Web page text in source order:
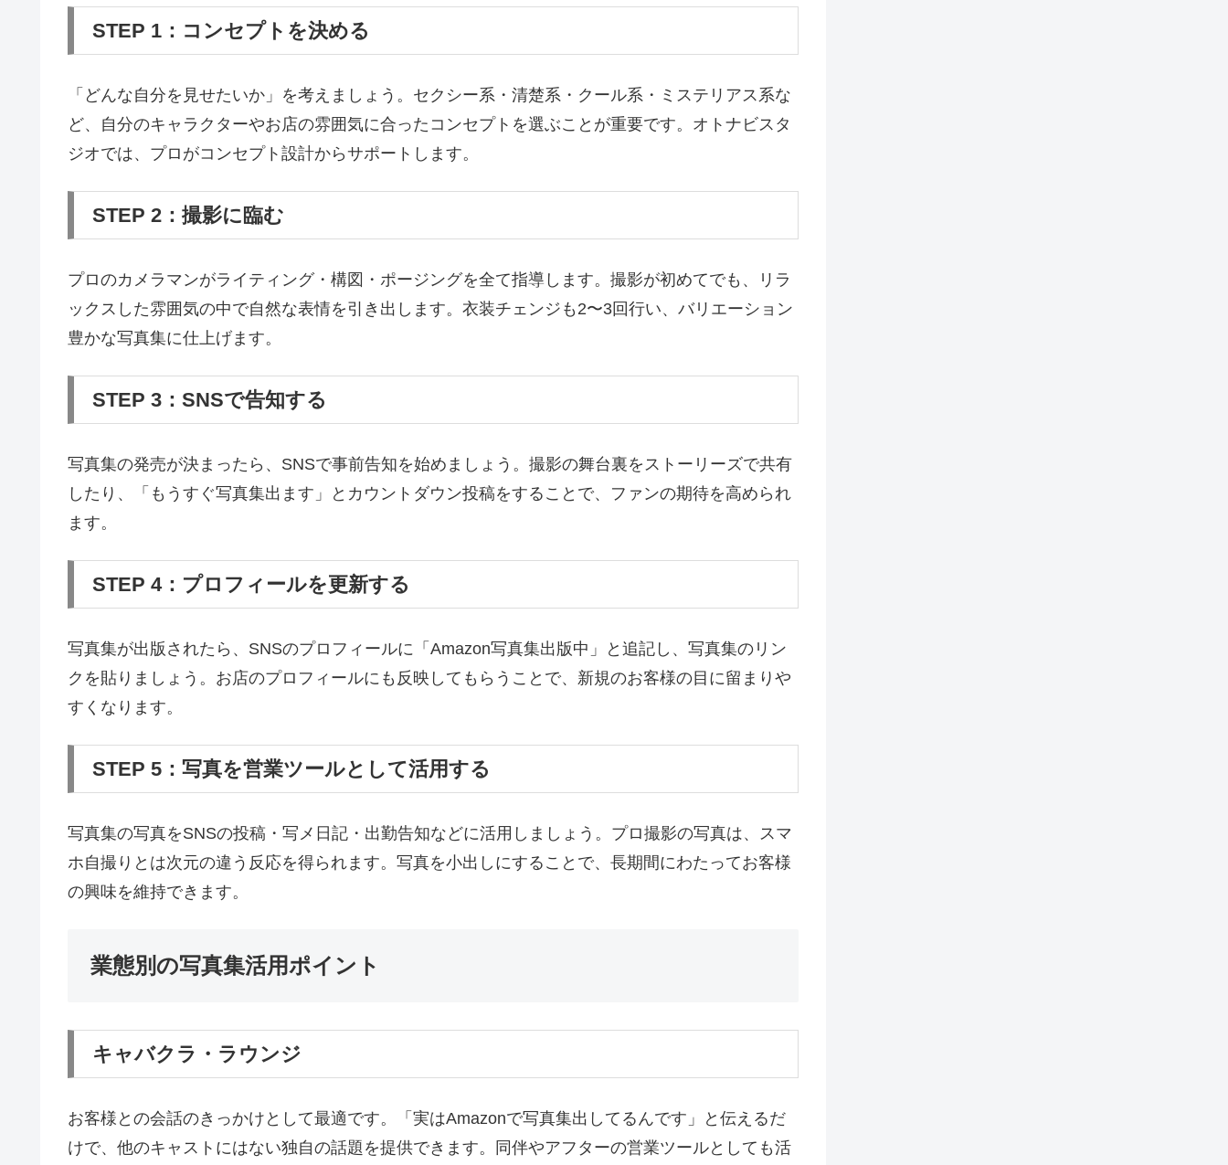
STEP 1：コンセプトを決める
「どんな自分を見せたいか」を考えましょう。セクシー系・清楚系・クール系・ミステリアス系な
ど、自分のキャラクターやお店の雰囲気に合ったコンセプトを選ぶことが重要です。オトナビスタ
ジオでは、プロがコンセプト設計からサポートします。
STEP 2：撮影に臨む
プロのカメラマンがライティング・構図・ポージングを全て指導します。撮影が初めてでも、リラ
ックスした雰囲気の中で自然な表情を引き出します。衣装チェンジも2〜3回行い、バリエーション
豊かな写真集に仕上げます。
STEP 3：SNSで告知する
写真集の発売が決まったら、SNSで事前告知を始めましょう。撮影の舞台裏をストーリーズで共有
したり、「もうすぐ写真集出ます」とカウントダウン投稿をすることで、ファンの期待を高められ
ます。
STEP 4：プロフィールを更新する
写真集が出版されたら、SNSのプロフィールに「Amazon写真集出版中」と追記し、写真集のリン
クを貼りましょう。お店のプロフィールにも反映してもらうことで、新規のお客様の目に留まりや
すくなります。
STEP 5：写真を営業ツールとして活用する
写真集の写真をSNSの投稿・写メ日記・出勤告知などに活用しましょう。プロ撮影の写真は、スマ
ホ自撮りとは次元の違う反応を得られます。写真を小出しにすることで、長期間にわたってお客様
の興味を維持できます。
業態別の写真集活用ポイント
キャバクラ・ラウンジ
お客様との会話のきっかけとして最適です。「実はAmazonで写真集出してるんです」と伝えるだ
けで、他のキャストにはない独自の話題を提供できます。同伴やアフターの営業ツールとしても活